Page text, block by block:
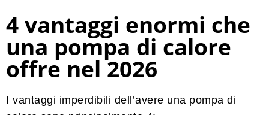
4 vantaggi enormi che
una pompa di calore
offre nel 2026
I vantaggi imperdibili dell’avere una pompa di